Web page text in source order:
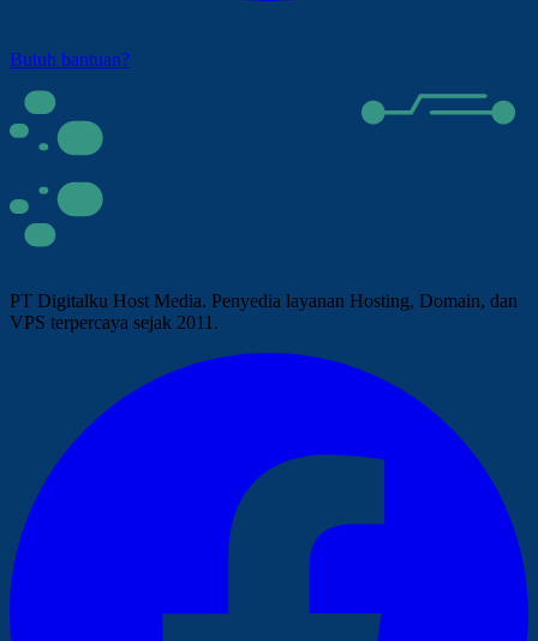
Butuh bantuan?
PT Digitalku Host Media. Penyedia layanan Hosting, Domain, dan
VPS terpercaya sejak 2011.